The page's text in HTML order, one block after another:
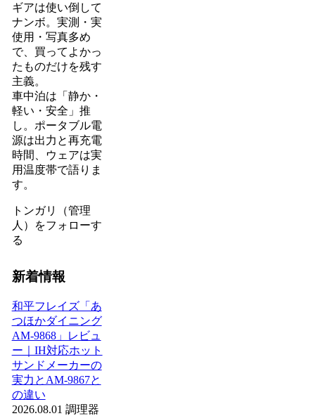
ギアは使い倒して
ナンボ。実測・実
使用・写真多め
で、買ってよかっ
たものだけを残す
主義。
車中泊は「静か・
軽い・安全」推
し。ポータブル電
源は出力と再充電
時間、ウェアは実
用温度帯で語りま
す。
トンガリ（管理
人）をフォローす
る
新着情報
和平フレイズ「あ
つほかダイニング
AM-9868」レビュ
ー｜IH対応ホット
サンドメーカーの
実力とAM-9867と
の違い
2026.08.01 調理器